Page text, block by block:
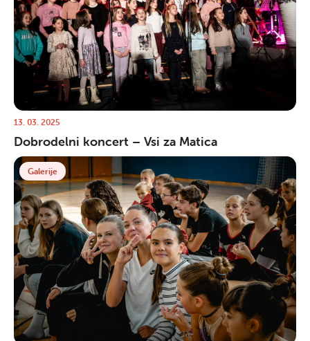
13. 03. 2025
Dobrodelni koncert – Vsi za Matica
Galerije